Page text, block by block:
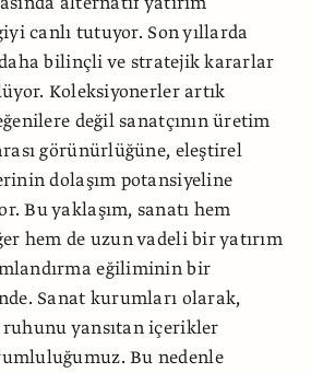
canlı tutuyor. Son yıllarda
daha bilinçli ve stratejik kararlar
Koleksiyonerler artık
değil sanatçının üretim
görünürlüğüne, eleştirel
dolaşım potansiyeline
Bu yaklaşım, sanatı hem
hem de uzun vadeli bir yatırım
eğiliminin bir
Sanat kurumları olarak,
ruhunu yansıtan içerikler
Bu nedenle